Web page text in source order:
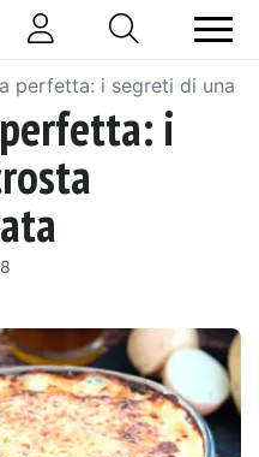
perfetta: i segreti di una
i